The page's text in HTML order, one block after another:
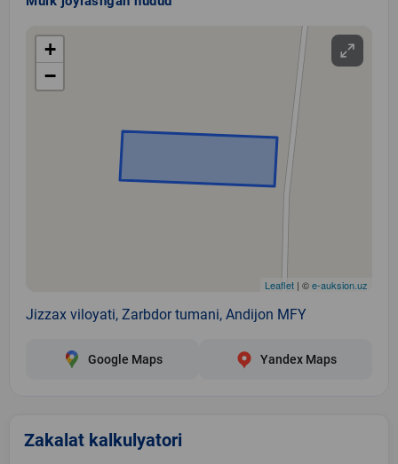
+
−
Leaflet | ©e-auksion.uz
Jizzax viloyati, Zarbdor tumani, Andijon MFY
Google Maps Yandex Maps
Zakalat kalkulyatori